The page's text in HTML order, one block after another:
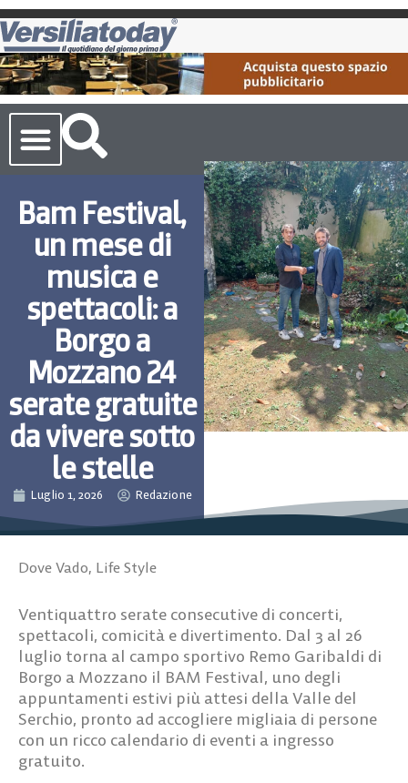
Bam Festival,
un mese di
musica e
spettacoli: a
Borgo a
Mozzano 24
serate gratuite
da vivere sotto
le stelle
Luglio 1, 2026 Redazione
Dove Vado, Life Style
Ventiquattro serate consecutive di concerti,
spettacoli, comicità e divertimento. Dal 3 al 26
luglio torna al campo sportivo Remo Garibaldi di
Borgo a Mozzano il BAM Festival, uno degli
appuntamenti estivi più attesi della Valle del
Serchio, pronto ad accogliere migliaia di persone
con un ricco calendario di eventi a ingresso
gratuito.